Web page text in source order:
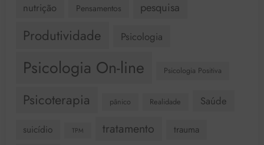
nutrição Pensamentos pesquisa
Produtividade Psicologia
Psicologia On-line Psicologia Positiva
Psicoterapia pânico Realidade Saúde
suicídio TPM tratamento trauma